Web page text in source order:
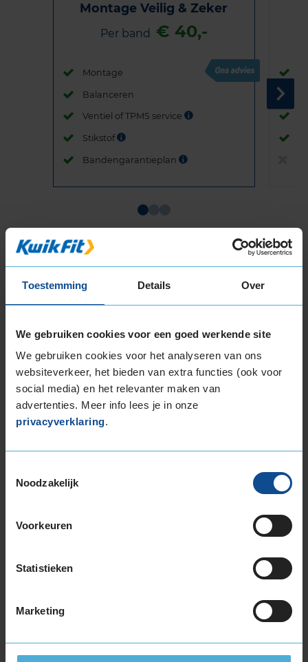
Toestemming Details Over
We gebruiken cookies voor een goed werkende site
We gebruiken cookies voor het analyseren van ons
websiteverkeer, het bieden van extra functies (ook voor
social media) en het relevanter maken van
advertenties. Meer info lees je in onze
privacyverklaring.
Noodzakelijk
Voorkeuren
Statistieken
Marketing
Montage Veilig & Zeker
Per band € 40,-
Montage
Balanceren
Ventiel of TPMS service
Stikstof
Bandengarantieplan
Item
Beschikbare bandenmaten
16-inch banden
195/55R16 87H
195/55R16 87V
195/55R16 91V EXTRALOAD
195/55R16 91W EXTRALOAD
205/55R16 94H EXTRALOAD
205/60R16 92H
205/60R16 96W EXTRALOAD